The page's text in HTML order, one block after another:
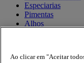
Especiarias
Pimentas
Alhos
Express
Ao clicar em "Aceitar